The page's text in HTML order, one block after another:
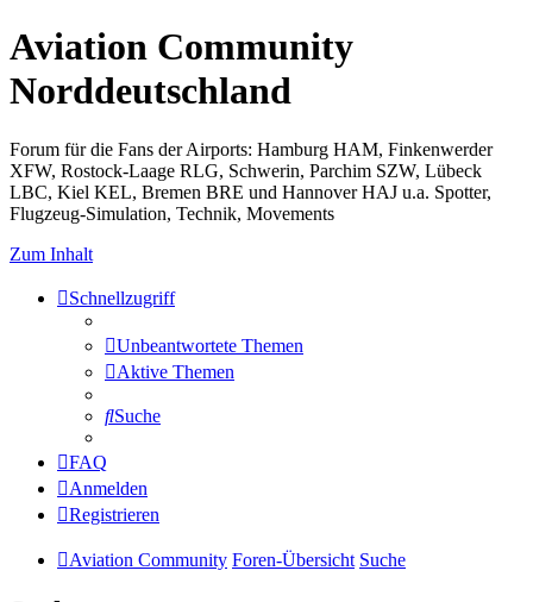
Aviation Community
Norddeutschland
Forum für die Fans der Airports: Hamburg HAM, Finkenwerder
XFW, Rostock-Laage RLG, Schwerin, Parchim SZW, Lübeck
LBC, Kiel KEL, Bremen BRE und Hannover HAJ u.a. Spotter,
Flugzeug-Simulation, Technik, Movements
Zum Inhalt
Schnellzugriff
Unbeantwortete Themen
Aktive Themen
Suche
FAQ
Anmelden
Registrieren
Aviation Community Foren-Übersicht Suche